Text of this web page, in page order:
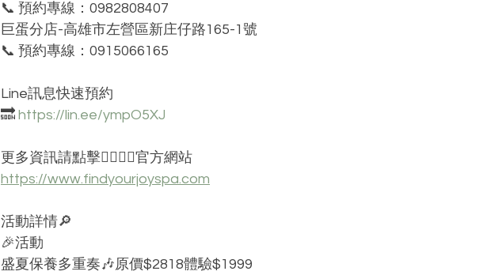
📞 預約專線：0982808407
巨蛋分店-高雄市左營區新庄仔路165-1號
📞 預約專線：0915066165
Line訊息快速預約
🔜 https://lin.ee/ympO5XJ
更多資訊請點擊👇🏻👇🏻官方網站
https://www.findyourjoyspa.com
活動詳情🔎
🎉活動
盛夏保養多重奏🎶原價$2818體驗$1999